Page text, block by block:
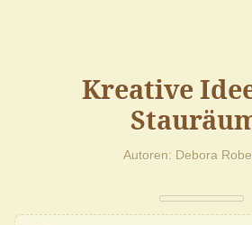
Kreative
Autoren Debora